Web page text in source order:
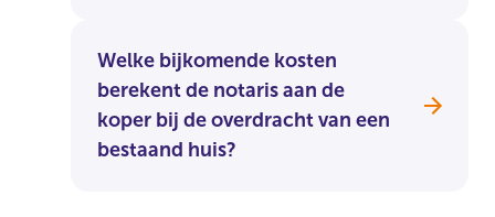
Welke bijkomende kosten
berekent de notaris aan de
koper bij de overdracht van een
bestaand huis?